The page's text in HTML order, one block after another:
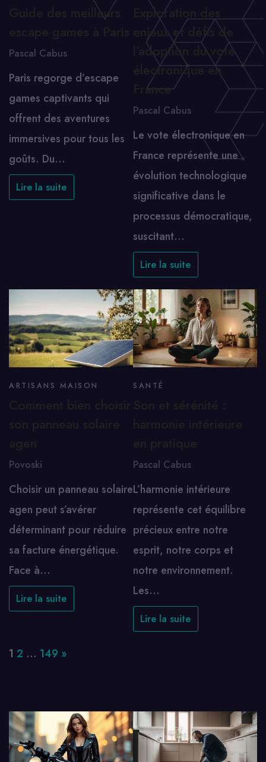
Guide des meilleurs
Pascal Cabus
Paris regorge d’escape
games captivants qui
offrent des aventures
immersives pour tous les
goûts. Du…
Lire la suite
Exploration des
enjeux et défis de
l’adoption du vote
électronique en
France
Pascal Cabus
Le vote électronique en
France représente une
évolution technologique
significative dans le
processus démocratique,
suscitant…
Lire la suite
ARTISANS MAISON
Povoski
Choisir un panneau solaire
agen peut s’avérer
déterminant pour réduire
sa facture énergétique.
Face à…
Lire la suite
SANTÉ
Pascal Cabus
L’harmonie intérieure
représente cet équilibre
précieux entre notre
esprit, notre corps et
notre environnement.
Les…
Lire la suite
Page:
1 2 … 149 Next
»